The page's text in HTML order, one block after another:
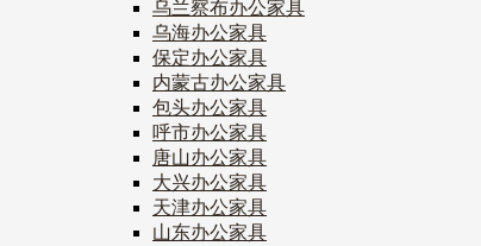
乌兰察布办公家具
乌海办公家具
保定办公家具
内蒙古办公家具
包头办公家具
呼市办公家具
唐山办公家具
大兴办公家具
天津办公家具
山东办公家具